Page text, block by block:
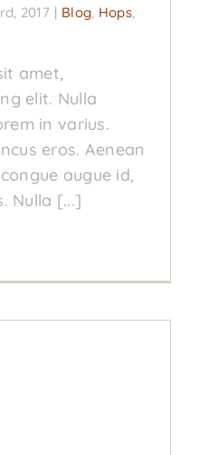
2017 | Blog, Hops,
amet,
elit. Nulla
in varius.
eros. Aenean
augue id,
Nulla [...]